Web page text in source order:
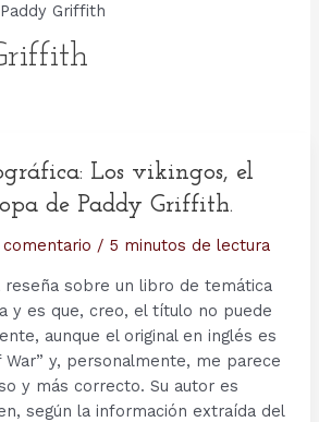
Paddy Griffith
Los vikingos, el
de Paddy Griffith.
comentario / 5 minutos de lectura
reseña sobre un libro de temática
y es que, creo, el título no puede
aunque el original en inglés es
War” y, personalmente, me parece
y más correcto. Su autor es
según la información extraída del